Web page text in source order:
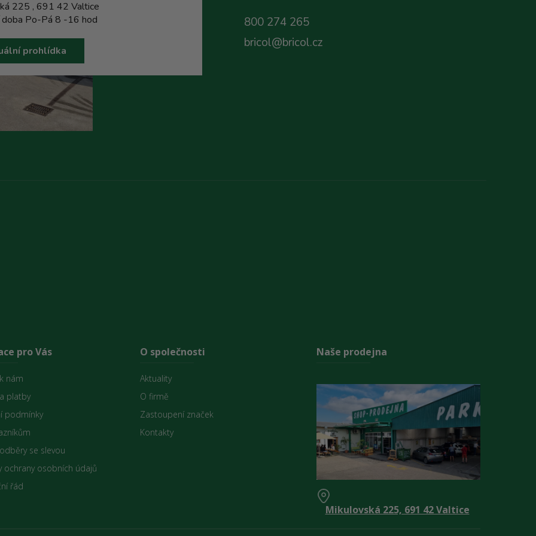
225 , 691 42 Valtice
doba Po-Pá 8 -16 hod
prohlídka
800 274 265
bricol@bricol.cz
pro Vás
nám
platby
podmínky
se slevou
ochrany osobních údajů
řád
O společnosti
Aktuality
O firmě
Zastoupení značek
Kontakty
Naše prodejna
Mikulovská 225, 691 42 Valtice